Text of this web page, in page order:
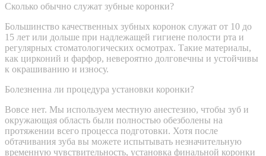
Сколько обычно служат зубные коронки?
Большинство качественных зубных коронок служат от 10 до
15 лет или дольше при надлежащей гигиене полости рта и
регулярных стоматологических осмотрах. Такие материалы,
как цирконий и фарфор, невероятно долговечны и устойчивы
к окрашиванию и износу.
Болезненна ли процедура установки коронки?
Вовсе нет. Мы используем местную анестезию, чтобы зуб и
окружающая область были полностью обезболены на
протяжении всего процесса подготовки. Хотя после
обтачивания зуба вы можете испытывать незначительную
временную чувствительность, установка финальной коронки